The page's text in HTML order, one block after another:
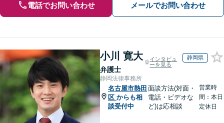
電話でお問い合わせ メールでお問い合わせ
小川 寛大
弁護士
インタビュ
ーを見る
静岡県
静岡法律事務所
名古屋市熱田
区 からも相
談受付中
面談方法(対面・
電話・ビデオな
ど)は応相談
営業時
間：本日
定休日